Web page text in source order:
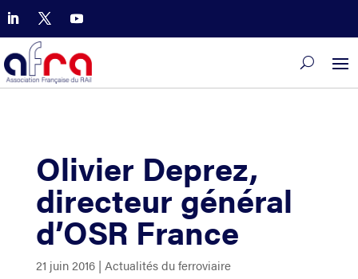
Olivier Deprez,
directeur général
d’OSR France
21 juin 2016| Actualités du ferroviaire